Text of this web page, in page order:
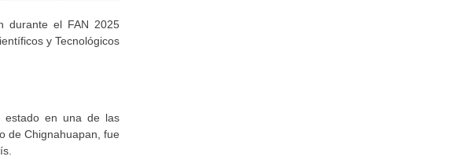
durante el FAN 2025
y Tecnológicos
estado en una de las
de Chignahuapan, fue